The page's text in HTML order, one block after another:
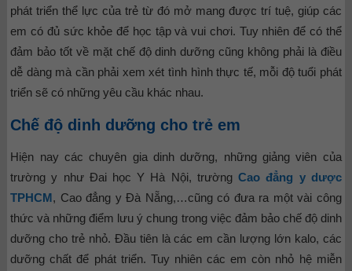
phát triển thể lực của trẻ từ đó mở mang được trí tuệ, giúp các
em có đủ sức khỏe để học tập và vui chơi. Tuy nhiên để có thể
đảm bảo tốt về mặt chế độ dinh dưỡng cũng không phải là điều
dễ dàng mà cần phải xem xét tình hình thực tế, mỗi độ tuổi phát
triển sẽ có những yêu cầu khác nhau.
Chế độ dinh dưỡng cho trẻ em
Hiện nay các chuyên gia dinh dưỡng, những giảng viên của
trường y như Đai học Y Hà Nội, trườngCao đẳng y dược
TPHCM, Cao đẳng y Đà Nẵng,…cũng có đưa ra một vài công
thức và những điểm lưu ý chung trong việc đảm bảo chế độ dinh
dưỡng cho trẻ nhỏ. Đầu tiên là các em cần lượng lớn kalo, các
dưỡng chất để phát triển. Tuy nhiên các em còn nhỏ hệ miễn